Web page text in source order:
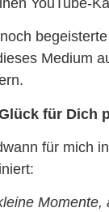
Medium
für Dich
für mich
Momente,